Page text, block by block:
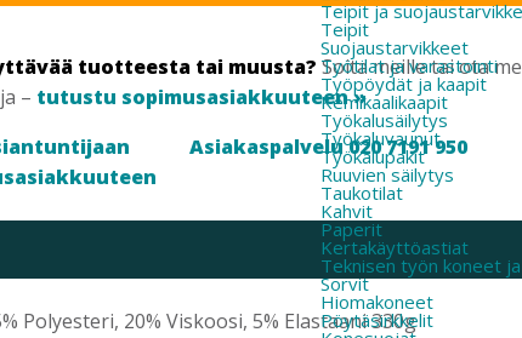
Teipit ja
Teipit
Suojaustarvikkeet
Työtilat ja varastointi
Työpöydät ja kaapit
Kemikaalikaapit
Työkalusäilytys
Työkaluvaunut
Työkalupakit
Ruuvien säilytys
Taukotilat
Kahvit
Paperit
Kertakäyttöastiat
Teknisen työn koneet
Sorvit
Hiomakoneet
Pöytäsirkkelit
tuotteesta tai muusta? Soita meille tai ota
– tutustu sopimusasiakkuuteen »
Asiakaspalvelu 020 7191 950
Polyesteri, 20% Viskoosi, 5% Elastaani 330g